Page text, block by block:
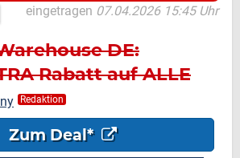
eingetragen 07.04.2026 15:45 Uhr
DE:
Rabatt auf ALLE
Artikel
Redaktion
Zum Deal*